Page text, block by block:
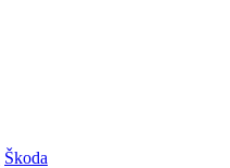
Škoda